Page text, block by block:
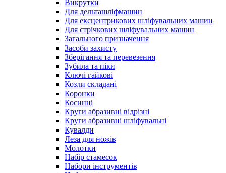
Викрутки
Для дельташліфмашин
Для ексцентрикових шліфувальних машин
Для стрічкових шліфувальних машин
Загального призначення
Засоби захисту
Зберігання та перевезення
Зубила та піки
Ключі гайкові
Козли складані
Коронки
Косинці
Круги абразивні відрізні
Круги абразивні шліфувальні
Кувалди
Леза для ножів
Молотки
Набір стамесок
Набори інструментів